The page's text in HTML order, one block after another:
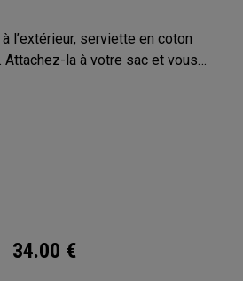
l’extérieur, serviette en coton
Attachez-la à votre sac et vous
éléments !
34.00 €